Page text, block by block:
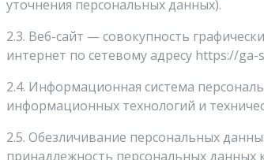
уточнения персональных данных).
2.3. Веб-сайт — совокупность
интернет по сетевому адресу https://ga-
2.4. Информационная система
информационных технологий и
2.5. Обезличивание персональных
принадлежность персональных данных